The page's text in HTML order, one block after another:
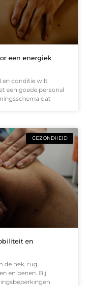
een energiek
en conditie wilt
een goede personal
dat
GEZONDHEID
en
de nek, rug,
en benen. Bij